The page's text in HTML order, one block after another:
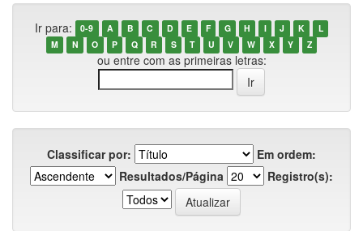
Ir para: 0-9 A B C D E F G H I J K
L
M
N O P Q R S T U V W X Y Z
ou entre com as primeiras letras:
Classificar por:
Em ordem:
Resultados/Página
Registro(s):